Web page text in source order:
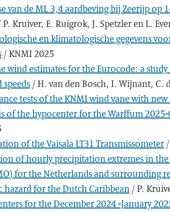
van de ML 3,4 aardbeving bij Zeerijp op
P. Kruiver, E. Ruigrok, J. Spetzler en L.
en klimatologische gegevens
/ KNMI 2025
wind estimates for the Eurocode: a
/ H. van den Bosch, I. Wijnant, C.
tests of the KNMI wind vane with
of the hypocenter for the Warffum
of the Vaisala LT31 Transmissometer
of hourly precipitation extremes in
for the Netherlands and surrounding
hazard for the Dutch Caribbean / P.
for the December 2024 -January